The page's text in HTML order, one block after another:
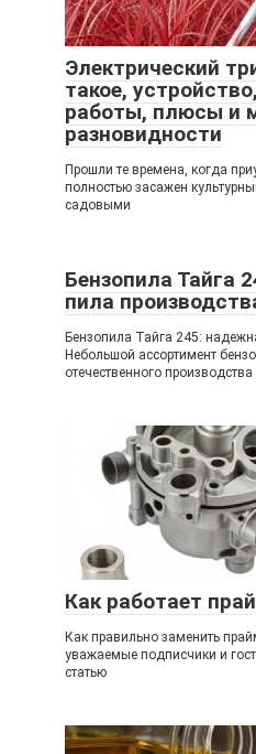
Электрический
такое,
работы, плюсы и
разновидности
Прошли те времена, когда
полностью засажен
садовыми
Бензопила Тайга
пила
Бензопила Тайга 245:
Небольшой ассортимент
отечественного
Как работает
Как правильно заменить
уважаемые подписчики и
статью